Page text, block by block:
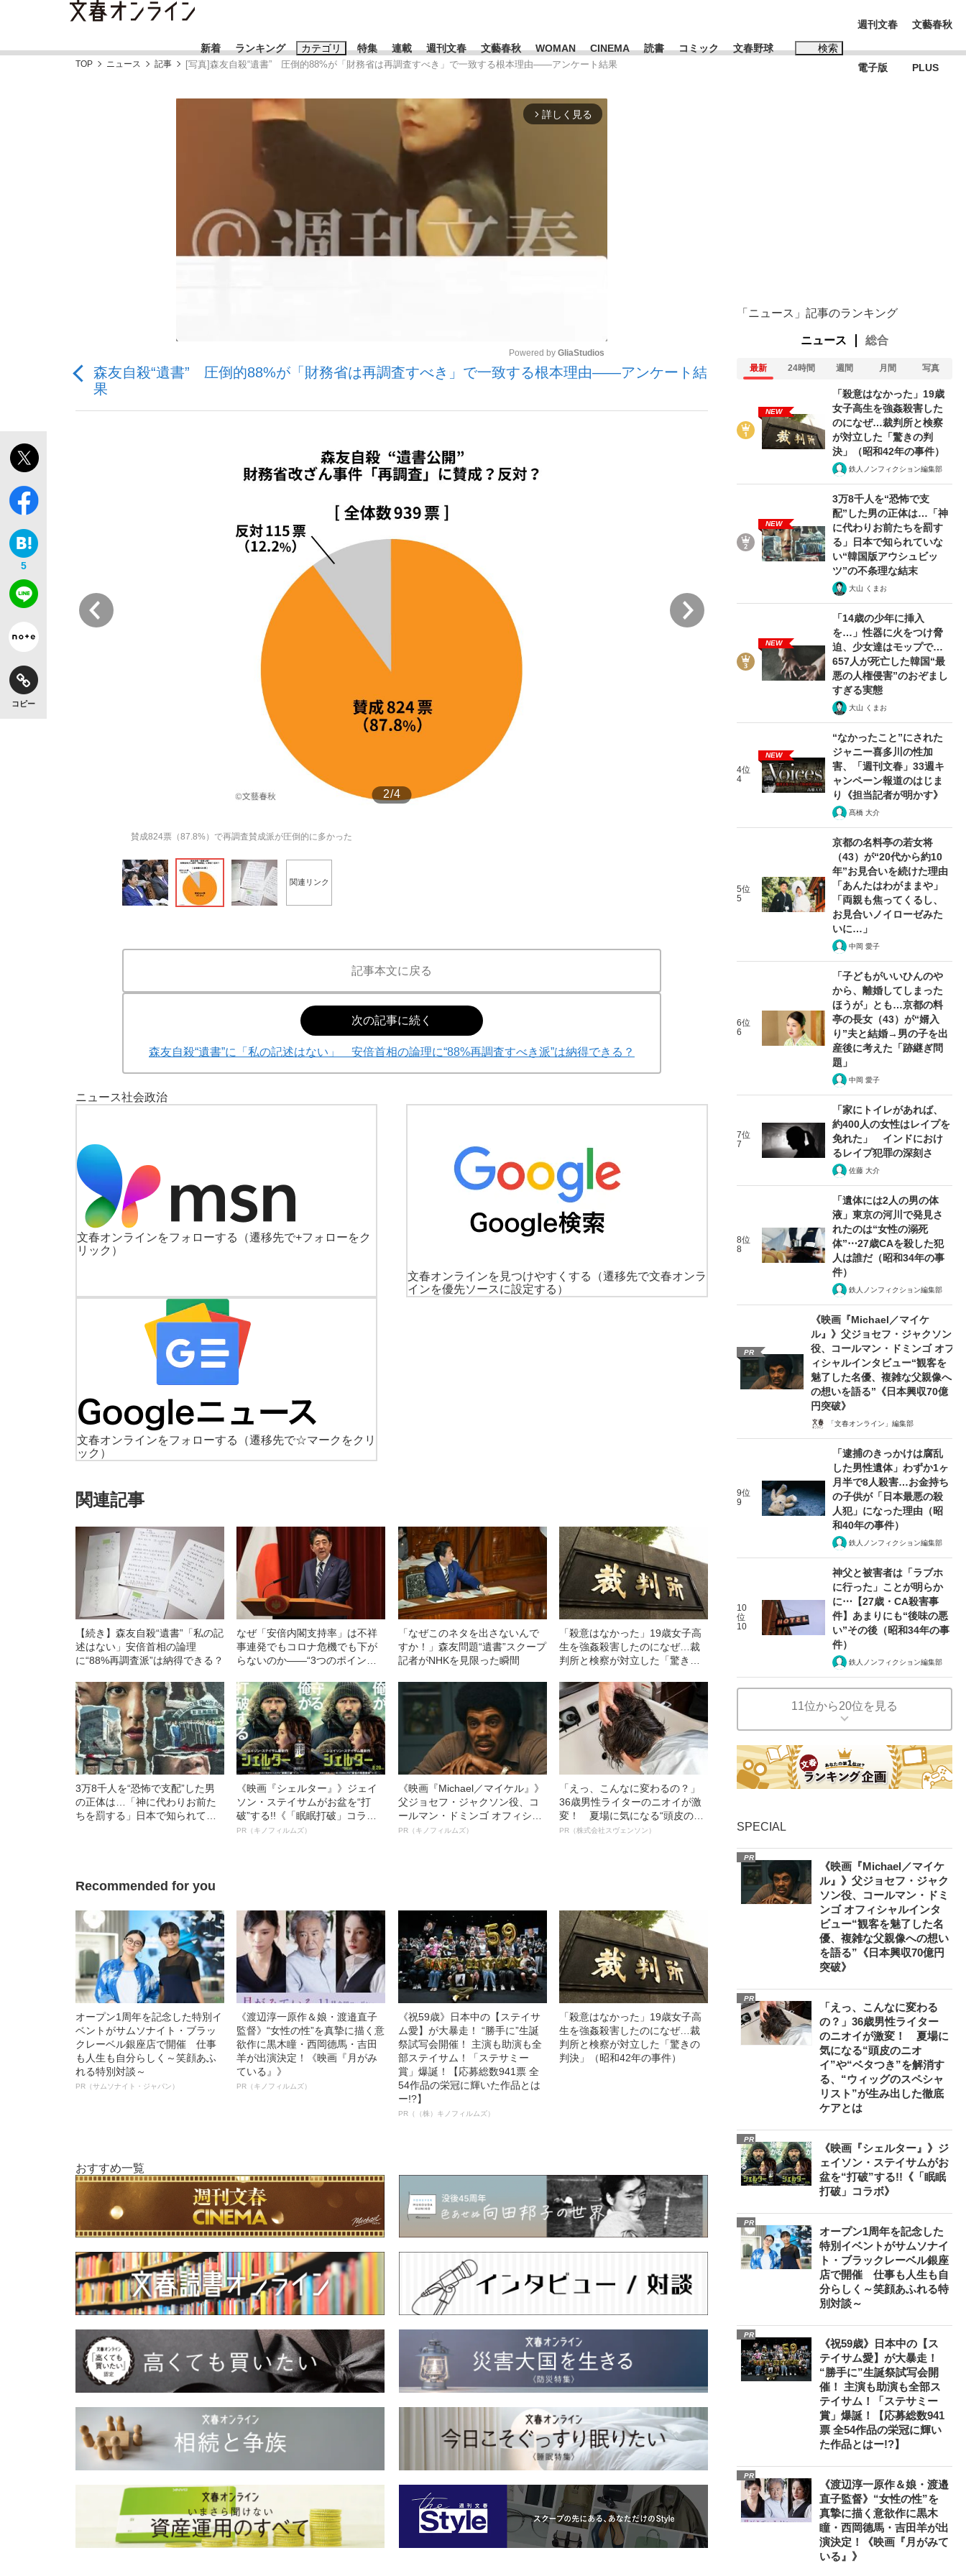
新着 ランキング カテゴリ
「敗因分析は一切聞かれなかった」侍ジャパン選手が証言した“NPB聞... 「クマが悪者扱いされているのが悲しい」『北の国から』倉本聰氏（91...
「目標達成できなかったからと言って…」サッカー日本代表・森保一監督...
特集
いまさら聞けない資産運用のすべて
もっと見る
連載 週刊文春 文藝春秋 WOMAN CINEMA 読書 コミック 文春野球 検索
おすすめのキーワードタグ一覧
#高市早苗 #森岡毅
週刊文春
電子版
文藝春秋
PLUS
TOP ニュース 記事 [写真]森友自殺“遺書” 圧倒的88%が「財務省は再調査すべき」で一致する根本理由――アンケート結果
arrow_forward_ios 詳しく見る
Powered by GliaStudios
森友自殺“遺書” 圧倒的88%が「財務省は再調査すべき」で一致する根本理由――アンケート結
果
5
コピー
2/4
賛成824票（87.8%）で再調査賛成派が圧倒的に多かった
3/4
関連リンク
記事本文に戻る
次の記事に続く
森友自殺“遺書”に「私の記述はない」 安倍首相の論理に“88%再調査すべき派”は納得できる？
ニュース社会政治
文春オンラインをフォローする
（遷移先で+フォローをク
リック）
文春オンラインを見つけやすくする
（遷移先で文春オンラ
インを優先ソースに設定する）
文春オンラインをフォローする
（遷移先で☆マークをクリ
ック）
関連記事
【続き】森友自殺“遺書”「私の記
述はない」安倍首相の論理
に“88%再調査派”は納得できる？
なぜ「安倍内閣支持率」は不祥
事連発でもコロナ危機でも下が
らないのか――“3つのポイン
「なぜこのネタを出さないんで
すか！」森友問題“遺書”スクープ
記者がNHKを見限った瞬間
「殺意はなかった」19歳女子高
生を強姦殺害したのになぜ…裁
判所と検察が対立した「驚きの
3万8千人を“恐怖で支配”した男
の正体は…「神に代わりお前た
ちを罰する」日本で知られてい
《映画『シェルター』》ジェイ
ソン・ステイサムがお盆を“打
破”する!!《「眠眠打破」コラ
ボ》
PR（キノフィルムズ）
《映画『Michael／マイケル』》
父ジョセフ・ジャクソン役、コ
ールマン・ドミンゴ オフィシャ
ルインタビュー“観客を魅了した
PR（キノフィルムズ）
「えっ、こんなに変わるの？」
36歳男性ライターのニオイが激
変！ 夏場に気になる“頭皮のニ
オイ”や“ベタつき”を解消す
PR（株式会社スヴェンソン）
Recommended for you
オープン1周年を記念した特別イ
ベントがサムソナイト・ブラッ
クレーベル銀座店で開催 仕事
も人生も自分らしく～笑顔あふ
れる特別対談～
PR（サムソナイト・ジャパン）
《渡辺淳一原作＆娘・渡邉直子
監督》“女性の性”を真摯に描く意
欲作に黒木瞳・西岡德馬・吉田
羊が出演決定！《映画『月がみ
ている』》
PR（キノフィルムズ）
《祝59歳》日本中の【ステイサ
ム愛】が大暴走！ “勝手に”生誕
祭試写会開催！ 主演も助演も全
部ステイサム！「ステサミー
賞」爆誕！【応募総数941票 全
54作品の栄冠に輝いた作品とは
ー!?】
PR（（株）キノフィルムズ）
「殺意はなかった」19歳女子高
生を強姦殺害したのになぜ…裁
判所と検察が対立した「驚きの
判決」（昭和42年の事件）
おすすめ一覧
「ニュース」記事のランキング
ニュース 総合
最新 24時間 週間 月間 写真
NEW
「殺意はなかった」19歳
女子高生を強姦殺害した
のになぜ…裁判所と検察
が対立した「驚きの判
決」（昭和42年の事件）
鉄人ノンフィクション編集部
NEW
3万8千人を“恐怖で支
配”した男の正体は…「神
に代わりお前たちを罰す
る」日本で知られていな
い“韓国版アウシュビッ
ツ”の不条理な結末
大山 くまお
NEW
「14歳の少年に挿入
を…」性器に火をつけ脅
迫、少女達はモップで…
657人が死亡した韓国“最
悪の人権侵害”のおぞまし
すぎる実態
大山 くまお
4位
4
NEW
“なかったこと”にされた
ジャニー喜多川の性加
害、「週刊文春」33週キ
ャンペーン報道のはじま
り《担当記者が明かす》
髙橋 大介
5位
5
京都の名料亭の若女将
（43）が“20代から約10
年”お見合いを続けた理由
「あんたはわがままや」
「両親も焦ってくるし、
お見合いノイローゼみた
いに…」
中岡 愛子
6位
6
「子どもがいいひんのや
から、離婚してしまった
ほうが」とも…京都の料
亭の長女（43）が“婿入
り”夫と結婚→男の子を出
産後に考えた「跡継ぎ問
題」
中岡 愛子
7位
7
「家にトイレがあれば、
約400人の女性はレイプを
免れた」 インドにおけ
るレイプ犯罪の深刻さ
佐藤 大介
8位
8
「遺体には2人の男の体
液」東京の河川で発見さ
れたのは“女性の溺死
体”⋯27歳CAを殺した犯
人は誰だ（昭和34年の事
件）
鉄人ノンフィクション編集部
PR
《映画『Michael／マイケ
ル』》父ジョセフ・ジャクソン
役、コールマン・ドミンゴ オフ
ィシャルインタビュー“観客を
魅了した名優、複雑な父親像へ
の想いを語る”《日本興収70億
円突破》
「文春オンライン」編集部
9位
9
「逮捕のきっかけは腐乱
した男性遺体」わずか1ヶ
月半で8人殺害…お金持ち
の子供が「日本最悪の殺
人犯」になった理由（昭
和40年の事件）
鉄人ノンフィクション編集部
10
位
10
神父と被害者は「ラブホ
に行った」ことが明らか
に⋯【27歳・CA殺害事
件】あまりにも“後味の悪
い”その後（昭和34年の事
件）
鉄人ノンフィクション編集部
11位から20位を見る
SPECIAL
PR
《映画『Michael／マイケ
ル』》父ジョセフ・ジャク
ソン役、コールマン・ドミ
ンゴ オフィシャルインタ
ビュー“観客を魅了した名
優、複雑な父親像への想い
を語る”《日本興収70億円
突破》
PR
「えっ、こんなに変わる
の？」36歳男性ライター
のニオイが激変！ 夏場に
気になる“頭皮のニオ
イ”や“ベタつき”を解消す
る、“ウィッグのスペシャ
リスト”が生み出した徹底
ケアとは
PR
《映画『シェルター』》ジ
ェイソン・ステイサムがお
盆を“打破”する!!《「眠眠
打破」コラボ》
PR
オープン1周年を記念した
特別イベントがサムソナイ
ト・ブラックレーベル銀座
店で開催 仕事も人生も自
分らしく～笑顔あふれる特
別対談～
PR
《祝59歳》日本中の【ス
テイサム愛】が大暴走！
“勝手に”生誕祭試写会開
催！ 主演も助演も全部ス
テイサム！「ステサミー
賞」爆誕！【応募総数941
票 全54作品の栄冠に輝い
た作品とはー!?】
PR
《渡辺淳一原作＆娘・渡邉
直子監督》“女性の性”を
真摯に描く意欲作に黒木
瞳・西岡德馬・吉田羊が出
演決定！《映画『月がみて
いる』》